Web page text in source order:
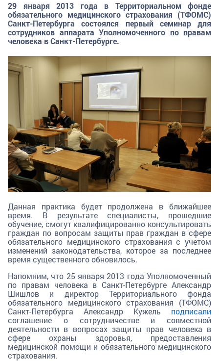
29 января 2013 года в Территориальном фонде
обязательного медицинского страхования (ТФОМС)
Санкт-Петербурга состоялся первый семинар для
сотрудников аппарата Уполномоченного по правам
человека в Санкт-Петербурге.
Данная практика будет продолжена в ближайшее
время. В результате специалисты, прошедшие
обучение, смогут квалифицированно консультировать
граждан по вопросам защиты прав граждан в сфере
обязательного медицинского страхования с учетом
изменений законодательства, которое за последнее
время существенного обновилось.
Напомним, что 25 января 2013 года Уполномоченный
по правам человека в Санкт-Петербурге Александр
Шишлов и директор Территориального фонда
обязательного медицинского страхования (ТФОМС)
Санкт-Петербурга Александр Кужель подписали
соглашение о сотрудничестве и совместной
деятельности в вопросах защиты прав человека в
сфере охраны здоровья, предоставления
медицинской помощи и обязательного медицинского
страхования.